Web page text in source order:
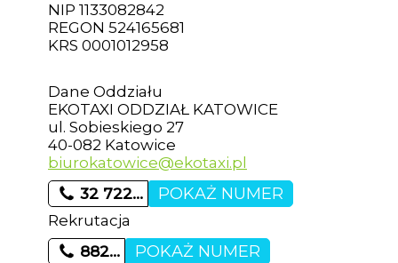
NIP 1133082842
REGON 524165681
KRS 0001012958
Dane Oddziału
EKOTAXI ODDZIAŁ KATOWICE
ul. Sobieskiego 27
40-082 Katowice
biurokatowice@ekotaxi.pl
32 722…
POKAŻ NUMER
Rekrutacja
882…
POKAŻ NUMER